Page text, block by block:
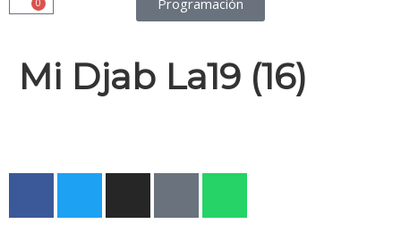
Programación
0
Mi Djab La19 (16)